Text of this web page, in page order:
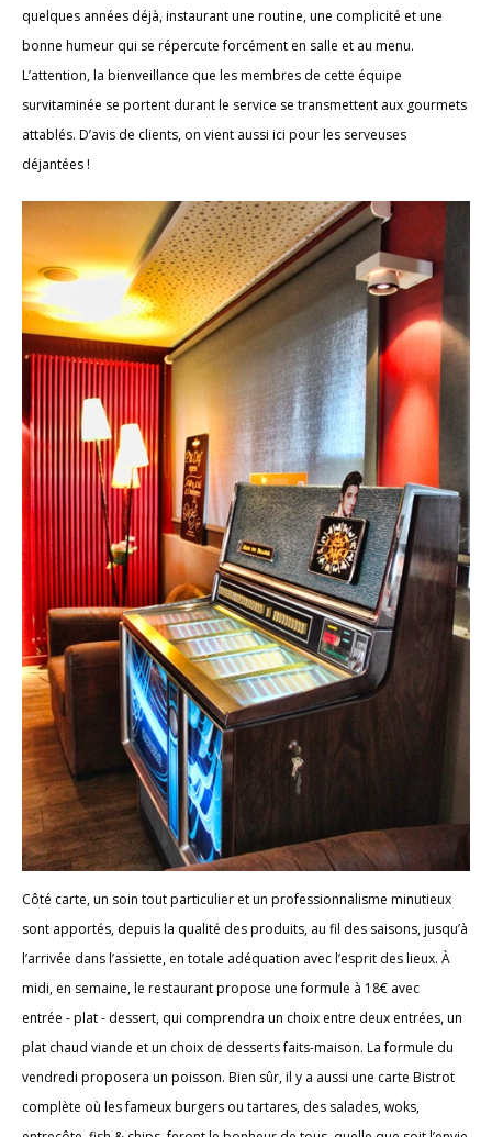
quelques années déjà, instaurant une routine, une complicité et une
bonne humeur qui se répercute forcément en salle et au menu.
L’attention, la bienveillance que les membres de cette équipe
survitaminée se portent durant le service se transmettent aux gourmets
attablés. D’avis de clients, on vient aussi ici pour les serveuses
déjantées !
Côté carte, un soin tout particulier et un professionnalisme minutieux
sont apportés, depuis la qualité des produits, au fil des saisons, jusqu’à
l’arrivée dans l’assiette, en totale adéquation avec l’esprit des lieux. À
midi, en semaine, le restaurant propose une formule à 18€ avec
entrée - plat - dessert, qui comprendra un choix entre deux entrées, un
plat chaud viande et un choix de desserts faits-maison. La formule du
vendredi proposera un poisson. Bien sûr, il y a aussi une carte Bistrot
complète où les fameux burgers ou tartares, des salades, woks,